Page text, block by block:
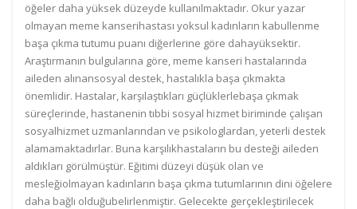
öğeler daha yüksek düzeyde kullanılmaktadır. Okur yazar
olmayan meme kanserihastası yoksul kadınların kabullenme
başa çıkma tutumu puanı diğerlerine göre dahayüksektir.
Araştırmanın bulgularına göre, meme kanseri hastalarında
aileden alınansosyal destek, hastalıkla başa çıkmakta
önemlidir. Hastalar, karşılaştıkları güçlüklerlebaşa çıkmak
süreçlerinde, hastanenin tıbbi sosyal hizmet biriminde çalışan
sosyalhizmet uzmanlarından ve psikologlardan, yeterli destek
alamamaktadırlar. Buna karşılıkhastaların bu desteği aileden
aldıkları görülmüştür. Eğitimi düzeyi düşük olan ve
mesleğiolmayan kadınların başa çıkma tutumlarının dini öğelere
daha bağlı olduğubelirlenmiştir. Gelecekte gerçekleştirilecek